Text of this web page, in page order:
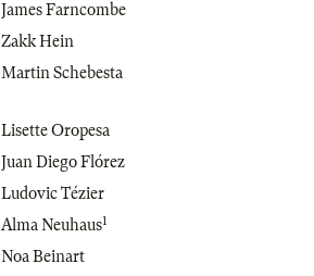
James Farncombe
Zakk Hein
Martin Schebesta
Lisette Oropesa
Juan Diego Flórez
Ludovic Tézier
Alma Neuhaus1
Noa Beinart